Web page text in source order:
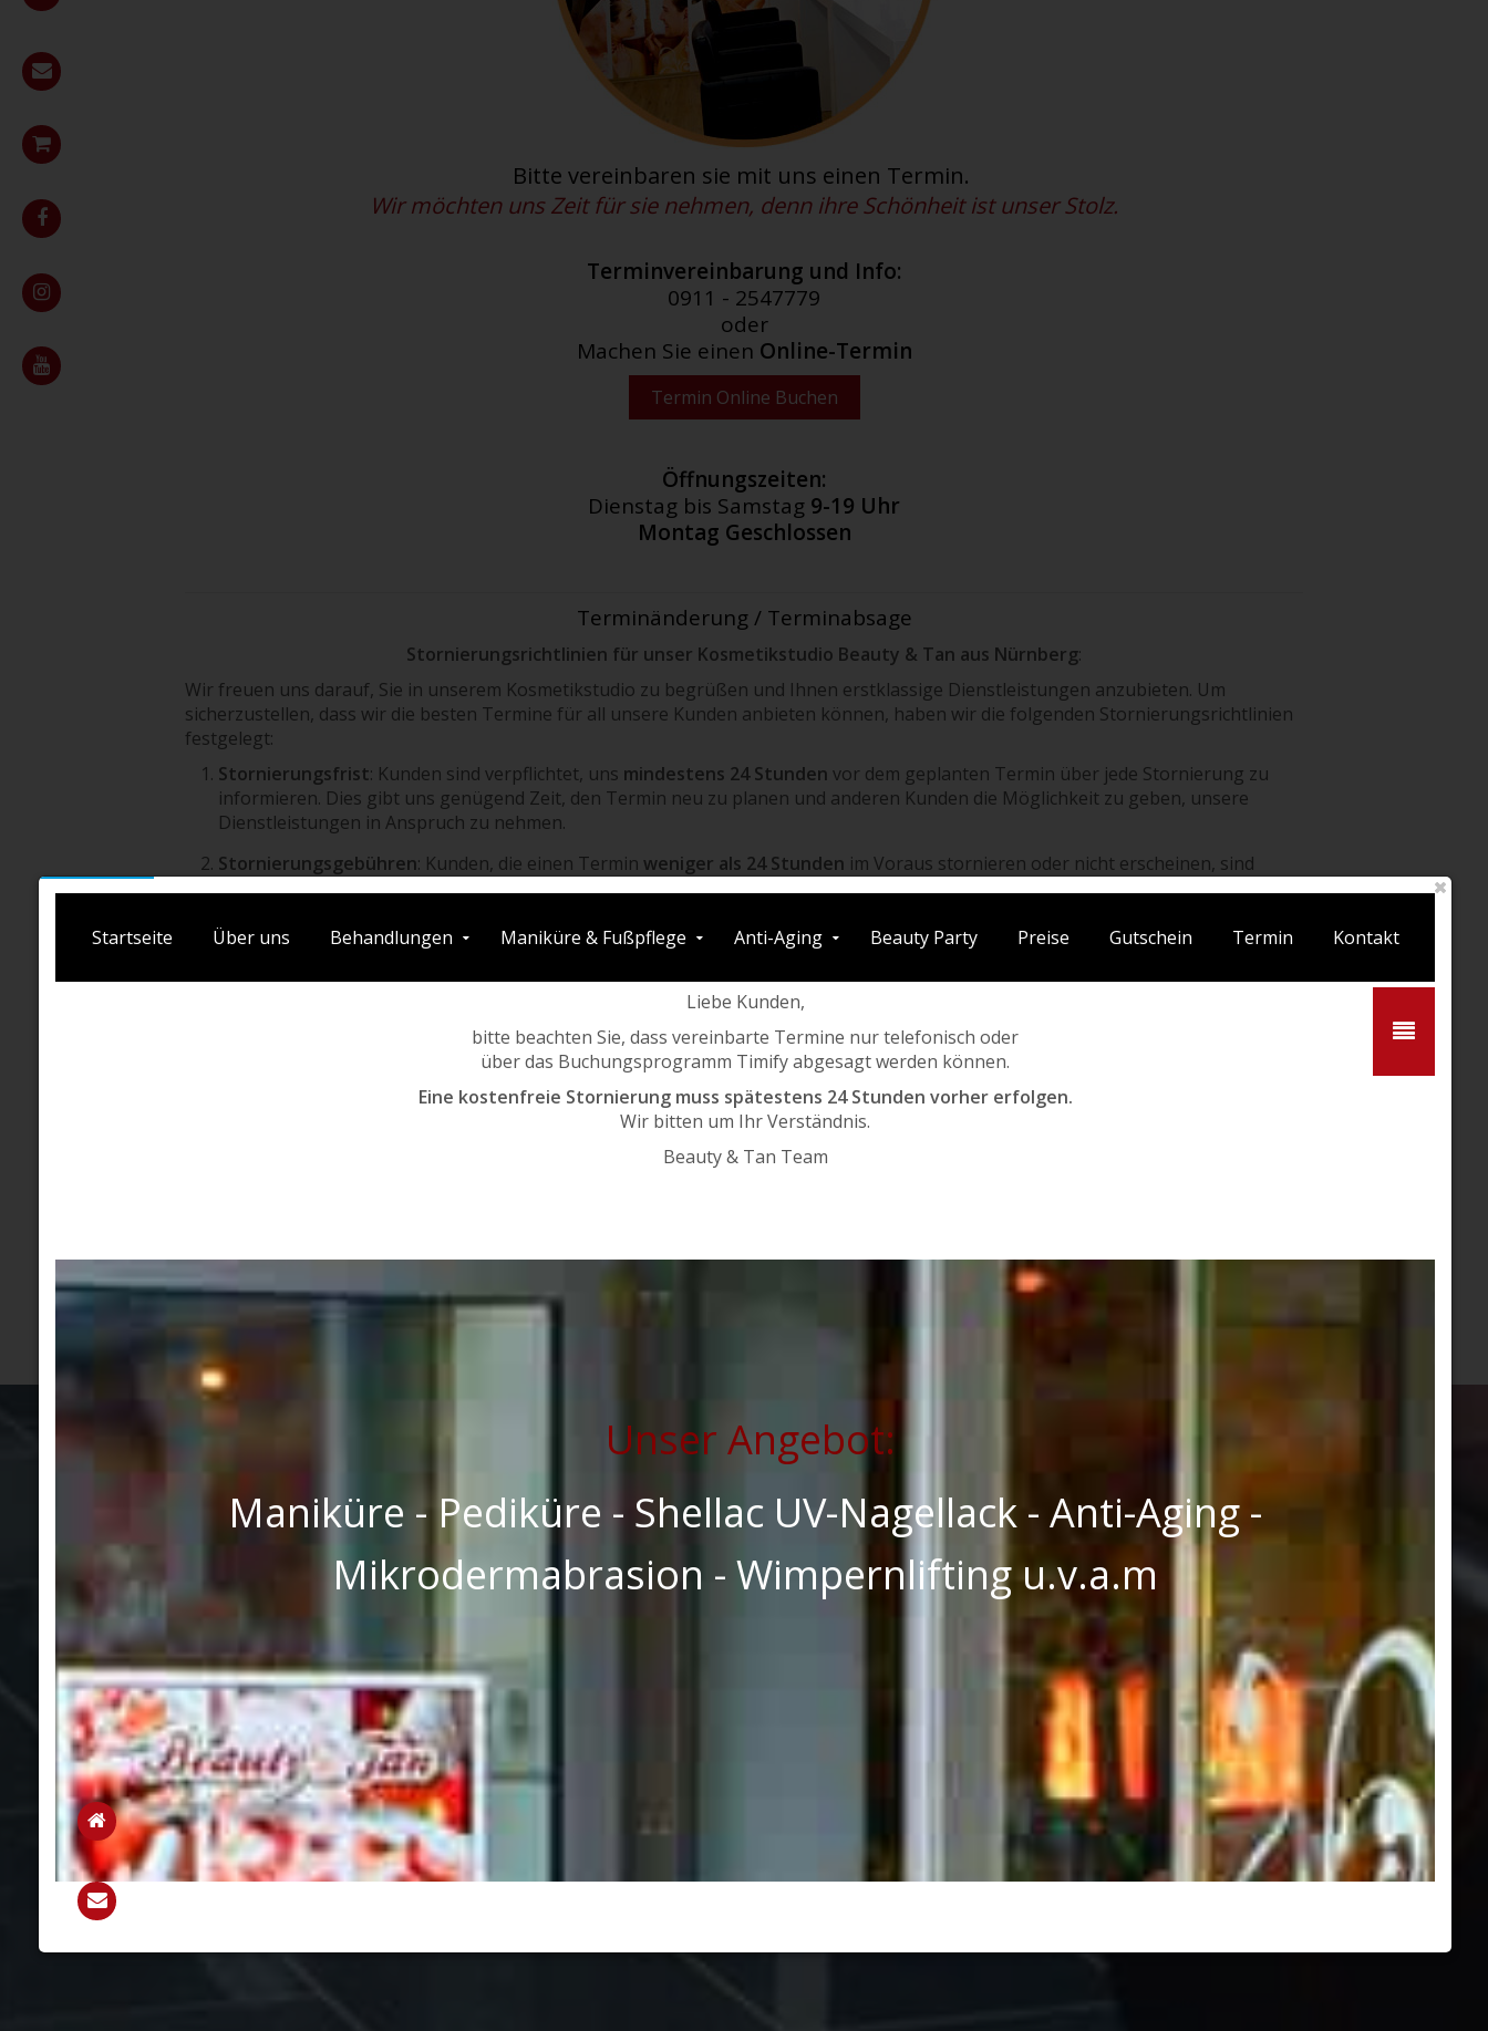
Bitte vereinbaren sie mit uns einen Termin.
Wir möchten uns Zeit für sie nehmen, denn ihre Schönheit ist unser Stolz.
Terminvereinbarung und Info:
0911 - 2547779
oder
Machen Sie einen Online-Termin
Termin Online Buchen
Öffnungszeiten:
Dienstag bis Samstag 9-19 Uhr
Montag Geschlossen
Terminänderung / Terminabsage
Stornierungsrichtlinien für unser Kosmetikstudio Beauty & Tan aus Nürnberg:
Wir freuen uns darauf, Sie in unserem Kosmetikstudio zu begrüßen und Ihnen erstklassige Dienstleistungen anzubieten. Um
sicherzustellen, dass wir die besten Termine für all unsere Kunden anbieten können, haben wir die folgenden Stornierungsrichtlinien
festgelegt:
Stornierungsfrist: Kunden sind verpflichtet, uns mindestens 24 Stunden vor dem geplanten Termin über jede Stornierung zu
informieren. Dies gibt uns genügend Zeit, den Termin neu zu planen und anderen Kunden die Möglichkeit zu geben, unsere
Dienstleistungen in Anspruch zu nehmen.
Stornierungsgebühren: Kunden, die einen Termin weniger als 24 Stunden im Voraus stornieren oder nicht erscheinen, sind
verpflichtet, eine Stornierungsgebühr zu entrichten. Diese Gebühr beträgt 50 % des gesamten Dienstleistungspreises. Erscheint
wir zudem berechtigt, dem Kunden den nicht rechtzeitig abgesagten Termin gemäß§ 615 BGB
in Rechnung zu stellen. Ein
: Um Ihren Termin zu sichern, können wir eine Vorauszahlung oder Anzahlung für die
gebuchte Dienstleistung verlangen. Diese Zahlung wird bei Ihrer Dienstleistung angerechnet. Wenn Sie Ihren Termin rechtzeitig
absagen, wird die Vorauszahlung vollständig erstattet. Wenn Sie den Termin nicht wahrnehmen, wird die Vorauszahlung als
Stornierungsgebühr einbehalten.
Wir verstehen, dass sich Situationen ändern können, und wir sind bestrebt, unseren Kunden die bestmögliche Flexibilität zu bieten.
Wir schätzen Ihr Verständnis für unsere Stornierungsrichtlinien, da sie uns dabei helfen, den reibungslosen Ablauf unseres
Bei Fragen oder Unklarheiten stehen wir Ihnen gerne zur Verfügung.
Unser Angebot:
Maniküre - Pediküre - Shellac UV-Nagellack - Anti-Aging -
Mikrodermabrasion - Wimpernlifting u.v.a.m